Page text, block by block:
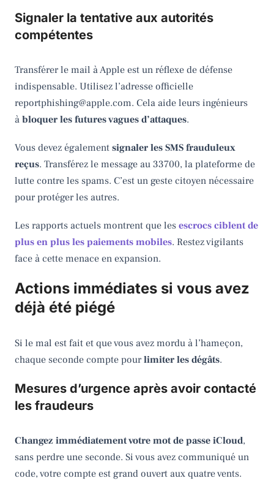
Signaler la tentative aux autorités
compétentes
Transférer le mail à Apple est un réflexe de défense
indispensable. Utilisez l’adresse officielle
reportphishing@apple.com. Cela aide leurs ingénieurs
à bloquer les futures vagues d’attaques.
Vous devez également signaler les SMS frauduleux
reçus. Transférez le message au 33700, la plateforme de
lutte contre les spams. C’est un geste citoyen nécessaire
pour protéger les autres.
Les rapports actuels montrent que les escrocs ciblent de
plus en plus les paiements mobiles. Restez vigilants
face à cette menace en expansion.
Actions immédiates si vous avez
déjà été piégé
Si le mal est fait et que vous avez mordu à l’hameçon,
chaque seconde compte pourlimiter les dégâts.
Mesures d’urgence après avoir contacté
les fraudeurs
Changez immédiatement votre mot de passe iCloud,
sans perdre une seconde. Si vous avez communiqué un
code, votre compte est grand ouvert aux quatre vents.